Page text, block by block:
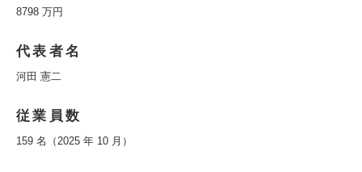
8798 万円
代表者名
河田 憲二
従業員数
159 名（2025 年 10 月）